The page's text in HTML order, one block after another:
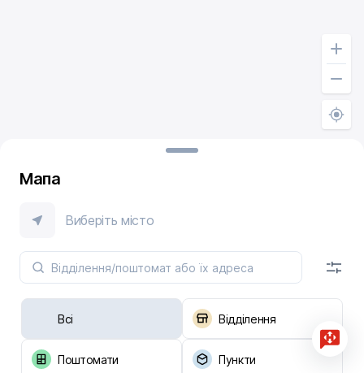
Мапа
Виберіть місто
Всі Відділення
Поштомати Пункти